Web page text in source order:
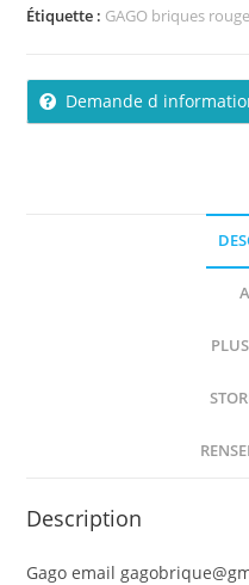
Étiquette : GAGO briques
Demande d
Description
Gago email